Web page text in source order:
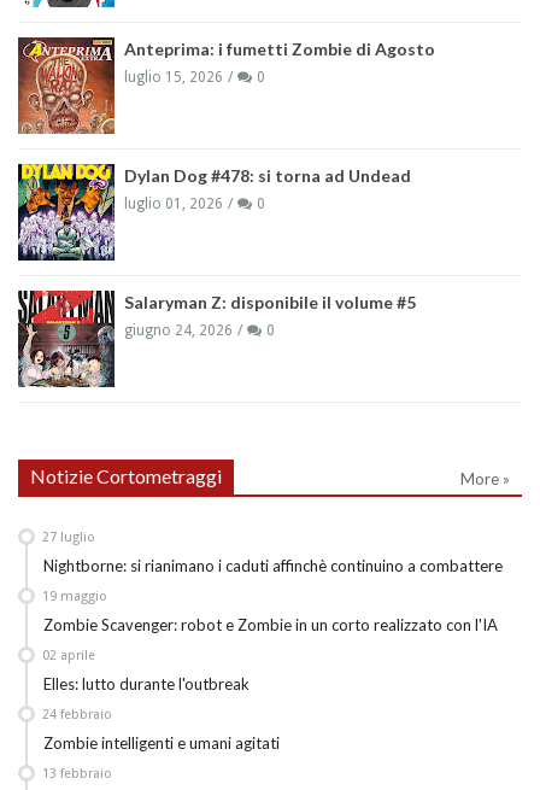
Anteprima: i fumetti Zombie di Agosto
luglio 15, 2026 0
Dylan Dog #478: si torna ad Undead
luglio 01, 2026 0
Salaryman Z: disponibile il volume #5
giugno 24, 2026 0
Notizie Cortometraggi More »
Nightborne: si rianimano i caduti affinchè continuino a combattere
27 luglio
Zombie Scavenger: robot e Zombie in un corto realizzato con l'IA
19 maggio
Elles: lutto durante l'outbreak
02 aprile
Zombie intelligenti e umani agitati
24 febbraio
13 febbraio